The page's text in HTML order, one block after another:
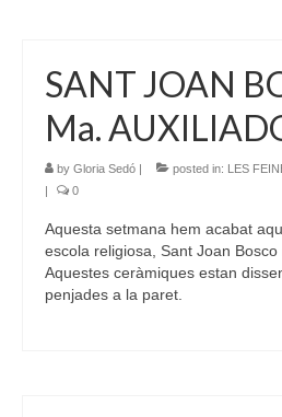
SANT JOAN
Ma.
by Gloria Sedó | posted in: LES
|
0
Aquesta setmana hem acabat
escola religiosa, Sant Joan Bosco
Aquestes ceràmiques estan
penjades a la paret.